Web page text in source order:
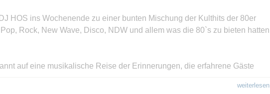
HOS ins Wochenende zu einer bunten Mischung der Kulthits der 80er
Rock, New Wave, Disco, NDW und allem was die 80`s zu bieten hatten
auf eine musikalische Reise der Erinnerungen, die erfahrene Gäste
weiterlesen